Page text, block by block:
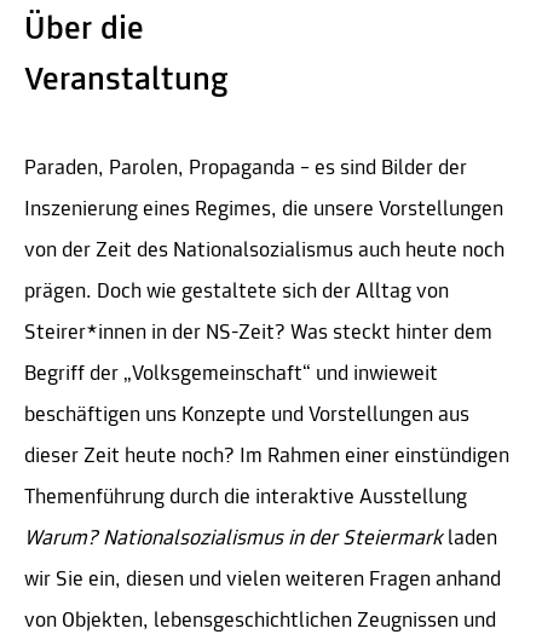
Über die
Veranstaltung
Paraden, Parolen, Propaganda – es sind Bilder der
Inszenierung eines Regimes, die unsere Vorstellungen
von der Zeit des Nationalsozialismus auch heute noch
prägen. Doch wie gestaltete sich der Alltag von
Steirer*innen in der NS-Zeit? Was steckt hinter dem
Begriff der „Volksgemeinschaft“ und inwieweit
beschäftigen uns Konzepte und Vorstellungen aus
dieser Zeit heute noch? Im Rahmen einer einstündigen
Themenführung durch die interaktive Ausstellung
Warum? Nationalsozialismus in der Steiermarkladen
wir Sie ein, diesen und vielen weiteren Fragen anhand
von Objekten, lebensgeschichtlichen Zeugnissen und